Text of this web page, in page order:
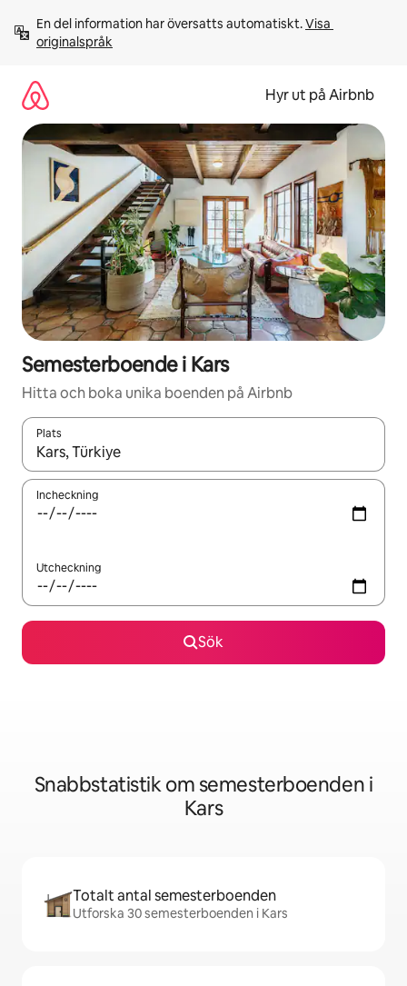
innehåll
En del information har översatts automatiskt. Visa
originalspråk
Hyr ut på Airbnb
Semesterboende i Kars
Hitta och boka unika boenden på Airbnb
Plats
När resultaten är tillgängliga kan du navigera med upp- och
Incheckning
Utcheckning
Sök
Snabbstatistik om semesterboenden i
Kars
Totalt antal semesterboenden
Utforska 30 semesterboenden i Kars